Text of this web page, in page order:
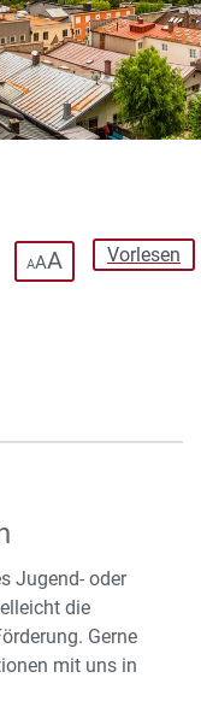
Vorlesen
AAA
Jugend- oder
die
Gerne
mit uns in